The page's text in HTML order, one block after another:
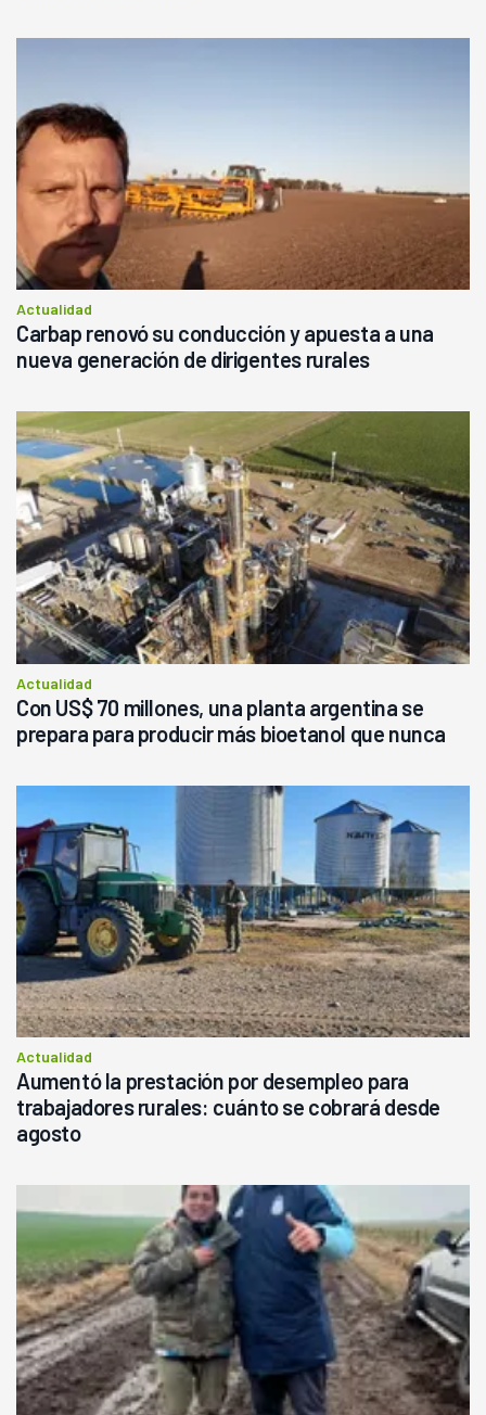
Actualidad
Carbap renovó su conducción y apuesta a una
nueva generación de dirigentes rurales
Actualidad
Con US$ 70 millones, una planta argentina se
prepara para producir más bioetanol que nunca
Actualidad
Aumentó la prestación por desempleo para
trabajadores rurales: cuánto se cobrará desde
agosto